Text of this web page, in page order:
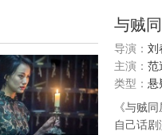
与贼
导演： 刘
主演： 范
类型： 悬
《与贼
自己话